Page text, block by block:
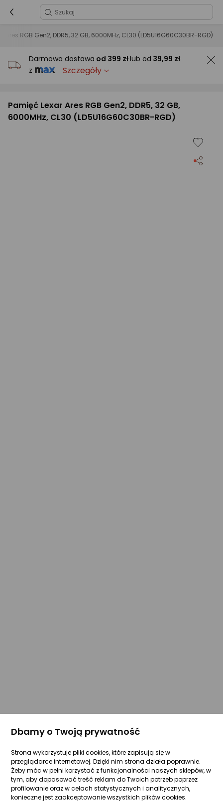
Ares RGB Gen2, DDR5, 32 GB, 6000MHz, CL30 (LD5U16G60C30BR-RGD)
Darmowa dostawa od 399 złlub od 39,99 zł
z
Szczegóły
Pamięć Lexar Ares RGB Gen2, DDR5, 32 GB,
6000MHz, CL30 (LD5U16G60C30BR-RGD)
Dbamy o Twoją prywatność
Strona wykorzystuje pliki cookies, które zapisują się w
przeglądarce internetowej. Dzięki nim strona działa poprawnie.
Żeby móc w pełni korzystać z funkcjonalności naszych sklepów, w
tym, aby dopasować treść reklam do Twoich potrzeb poprzez
profilowanie oraz w celach statystycznych i analitycznych,
konieczne jest zaakceptowanie wszystkich plików cookies.